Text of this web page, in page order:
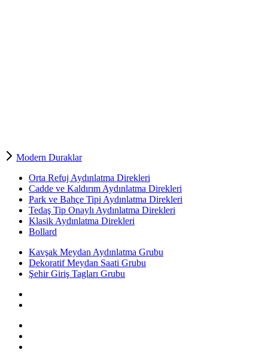
Modern Duraklar
Orta Refuj Aydınlatma Direkleri
Cadde ve Kaldırım Aydınlatma Direkleri
Park ve Bahçe Tipi Aydınlatma Direkleri
Tedaş Tip Onaylı Aydınlatma Direkleri
Klasik Aydınlatma Direkleri
Bollard
Kavşak Meydan Aydınlatma Grubu
Dekoratif Meydan Saati Grubu
Şehir Giriş Tagları Grubu